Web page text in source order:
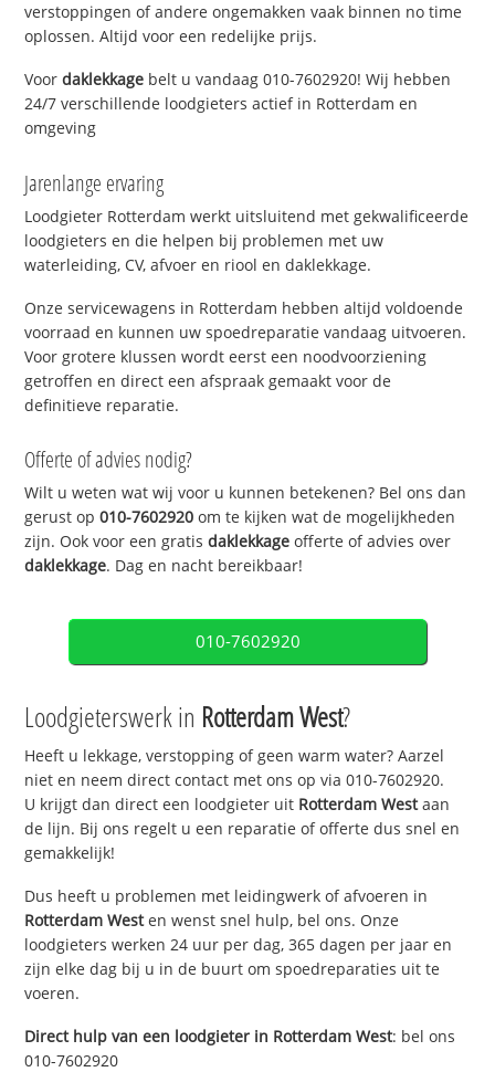
verstoppingen of andere ongemakken vaak binnen no time
oplossen. Altijd voor een redelijke prijs.
Voordaklekkage belt u vandaag 010-7602920! Wij hebben
24/7 verschillende loodgieters actief in Rotterdam en
omgeving
Jarenlange ervaring
Loodgieter Rotterdam werkt uitsluitend met gekwalificeerde
loodgieters en die helpen bij problemen met uw
waterleiding, CV, afvoer en riool en daklekkage.
Onze servicewagens in Rotterdam hebben altijd voldoende
voorraad en kunnen uw spoedreparatie vandaag uitvoeren.
Voor grotere klussen wordt eerst een noodvoorziening
getroffen en direct een afspraak gemaakt voor de
definitieve reparatie.
Offerte of advies nodig?
Wilt u weten wat wij voor u kunnen betekenen? Bel ons dan
gerust op010-7602920 om te kijken wat de mogelijkheden
zijn. Ook voor een gratisdaklekkage offerte of advies over
daklekkage. Dag en nacht bereikbaar!
010-7602920
Loodgieterswerk in Rotterdam West?
Heeft u lekkage, verstopping of geen warm water? Aarzel
niet en neem direct contact met ons op via 010-7602920.
U krijgt dan direct een loodgieter uit Rotterdam Westaan
de lijn. Bij ons regelt u een reparatie of offerte dus snel en
gemakkelijk!
Dus heeft u problemen met leidingwerk of afvoeren in
Rotterdam Westen wenst snel hulp, bel ons. Onze
loodgieters werken 24 uur per dag, 365 dagen per jaar en
zijn elke dag bij u in de buurt om spoedreparaties uit te
voeren.
Direct hulp van een loodgieter in Rotterdam West: bel ons
010-7602920